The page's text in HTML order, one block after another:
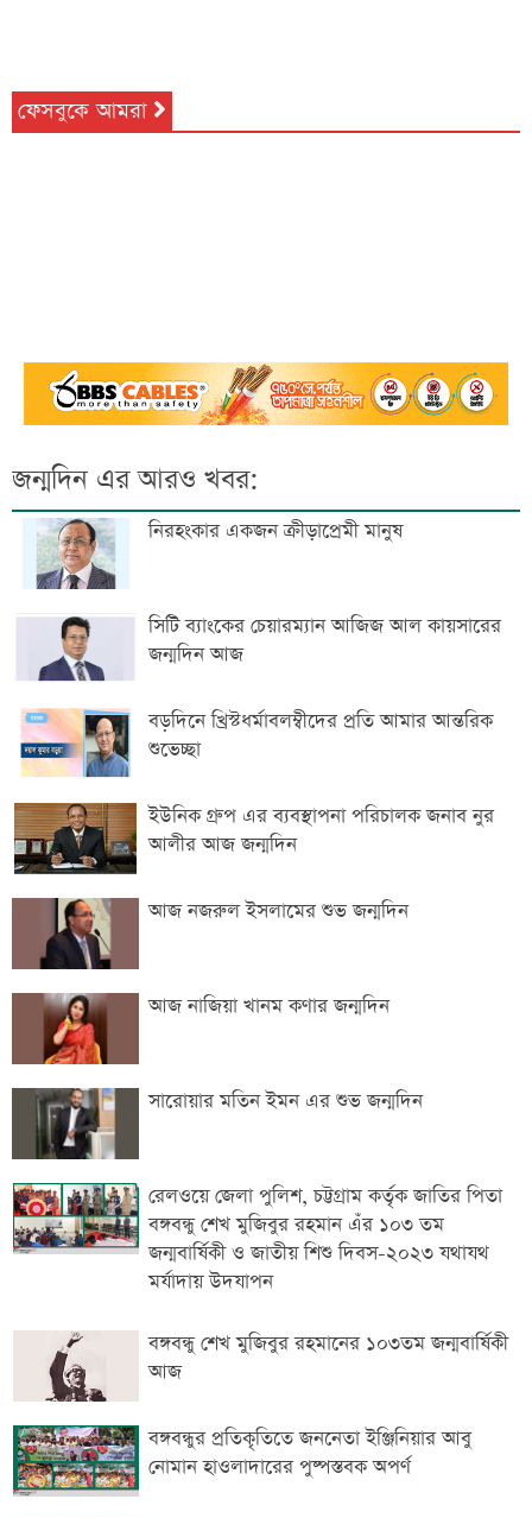
ফেসবুকে আমরা
জন্মদিন এর আরও খবর:
নিরহংকার একজন ক্রীড়াপ্রেমী মানুষ
সিটি ব্যাংকের চেয়ারম্যান আজিজ আল কায়সারের
জন্মদিন আজ
বড়দিনে খ্রিস্টধর্মাবলম্বীদের প্রতি আমার আন্তরিক
শুভেচ্ছা
ইউনিক গ্রুপ এর ব্যবস্থাপনা পরিচালক জনাব নুর
আলীর আজ জন্মদিন
আজ নজরুল ইসলামের শুভ জন্মদিন
আজ নাজিয়া খানম কণার জন্মদিন
সারোয়ার মতিন ইমন এর শুভ জন্মদিন
রেলওয়ে জেলা পুলিশ, চট্টগ্রাম কর্তৃক জাতির পিতা
বঙ্গবন্ধু শেখ মুজিবুর রহমান এঁর ১০৩ তম
জন্মবার্ষিকী ও জাতীয় শিশু দিবস-২০২৩ যথাযথ
মর্যাদায় উদযাপন
বঙ্গবন্ধু শেখ মুজিবুর রহমানের ১০৩তম জন্মবার্ষিকী
আজ
বঙ্গবন্ধুর প্রতিকৃতিতে জননেতা ইঞ্জিনিয়ার আবু
নোমান হাওলাদারের পুষ্পস্তবক অপর্ণ